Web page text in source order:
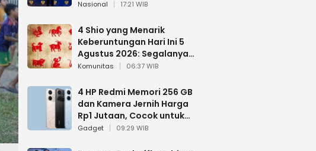
Dilantik Jadi Wamenhan RI
Nasional 17:21 WIB
4 Shio yang Menarik
Keberuntungan Hari Ini 5
Agustus 2026: Segalanya
Berjalan Lancar
Komunitas 06:37 WIB
4 HP Redmi Memori 256 GB
dan Kamera Jernih Harga
Rp1 Jutaan, Cocok untuk
Multitasking
Gadget 09:29 WIB